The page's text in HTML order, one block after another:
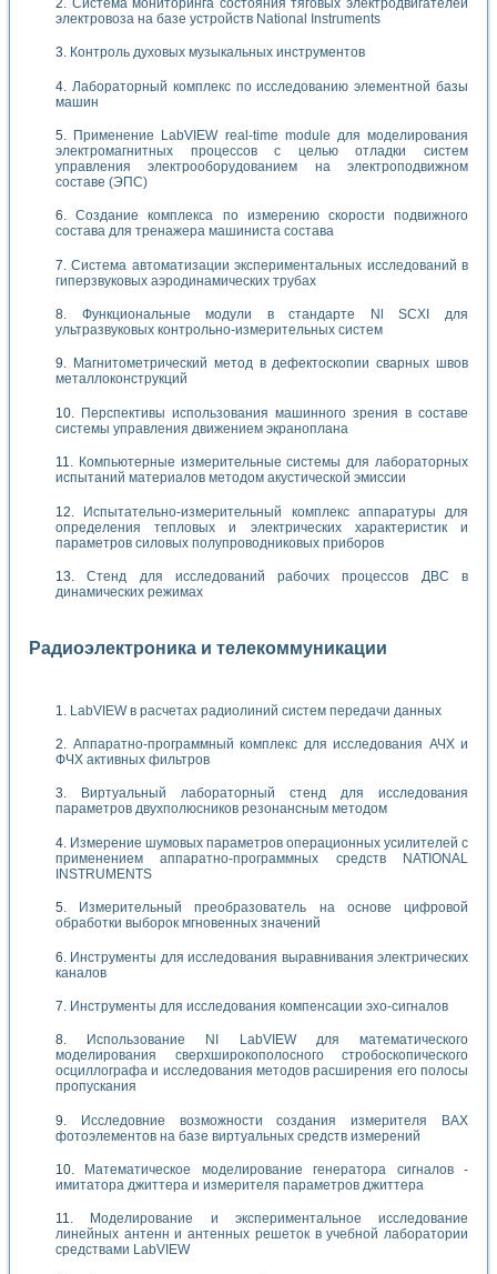
электровоза на базе устройств National Instruments
Контроль духовых музыкальных инструментов
Лабораторный комплекс по исследованию элементной базы
машин
Применение LabVIEW real-time module для моделирования
электромагнитных процессов с целью отладки систем
управления электрооборудованием на электроподвижном
составе (ЭПС)
Создание комплекса по измерению скорости подвижного
состава для тренажера машиниста состава
Система автоматизации экспериментальных исследований в
гиперзвуковых аэродинамических трубах
Функциональные модули в стандарте Nl SCXI для
ультразвуковых контрольно-измерительных систем
Магнитометрический метод в дефектоскопии сварных швов
металлоконструкций
Перспективы использования машинного зрения в составе
системы управления движением экраноплана
Компьютерные измерительные системы для лабораторных
испытаний материалов методом акустической эмиссии
Испытательно-измерительный комплекс аппаратуры для
определения тепловых и электрических характеристик и
параметров силовых полупроводниковых приборов
Стенд для исследований рабочих процессов ДВС в
динамических режимах
Радиоэлектроника и телекоммуникации
LabVIEW в расчетах радиолиний систем передачи данных
Аппаратно-программный комплекс для исследования АЧХ и
ФЧХ активных фильтров
Виртуальный лабораторный стенд для исследования
параметров двухполюсников резонансным методом
Измерение шумовых параметров операционных усилителей с
применением аппаратно-программных средств NATIONAL
INSTRUMENTS
Измерительный преобразователь на основе цифровой
обработки выборок мгновенных значений
Инструменты для исследования выравнивания электрических
каналов
Инструменты для исследования компенсации эхо-сигналов
Использование NI LabVIEW для математического
моделирования сверхширокополосного стробоскопического
осциллографа и исследования методов расширения его полосы
пропускания
Исследовние возможности создания измерителя ВАХ
фотоэлементов на базе виртуальных средств измерений
Математическое моделирование генератора сигналов -
имитатора джиттера и измерителя параметров джиттера
Моделирование и экспериментальное исследование
линейных антенн и антенных решеток в учебной лаборатории
средствами LabVIEW